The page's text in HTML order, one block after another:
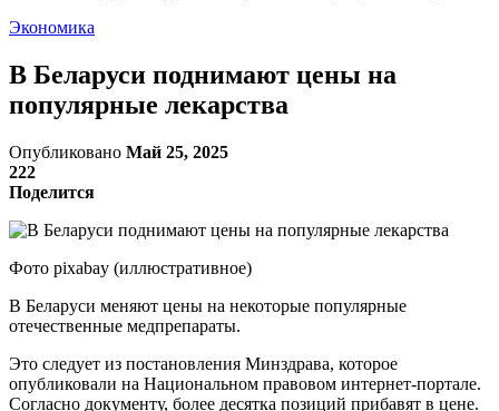
Экономика
В Беларуси поднимают цены на
популярные лекарства
Опубликовано Май 25, 2025
222
Поделится
Фото pixabay (иллюстративное)
В Беларуси меняют цены на некоторые популярные
отечественные медпрепараты.
Это следует из постановления Минздрава, которое
опубликовали на Национальном правовом интернет-портале.
Согласно документу, более десятка позиций прибавят в цене.